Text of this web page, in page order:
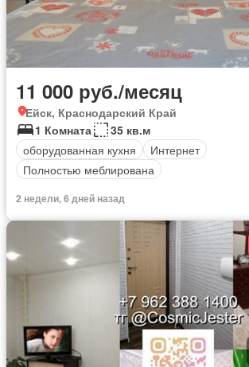
11 000 руб./месяц
Ейск, Краснодарский Край
1 Комната
35 кв.м
оборудованная кухня
Интернет
Полностью меблирована
2 недели, 6 дней назад